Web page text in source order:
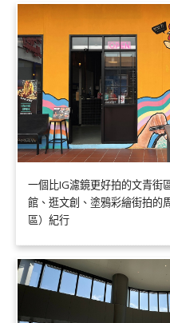
一個比IG濾鏡更好拍的文青街
館、逛文創、塗鴉彩繪街拍的
區）紀行